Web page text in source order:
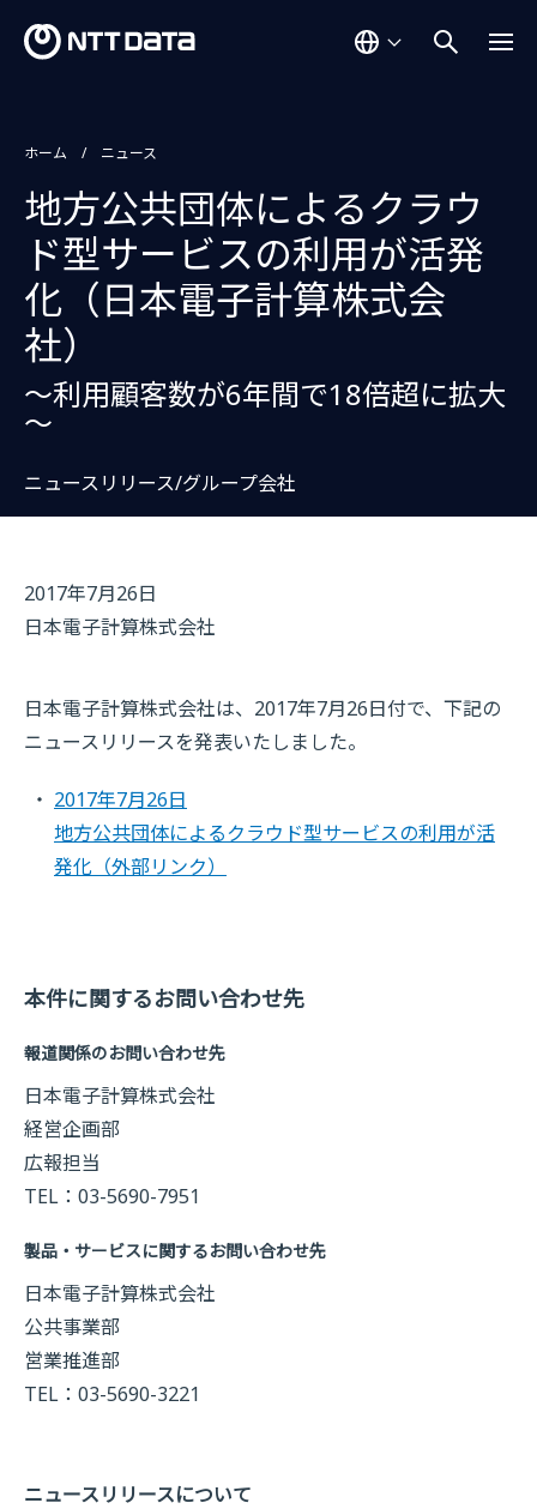
ホーム ニュース
地方公共団体によるクラウ
ド型サービスの利用が活発
化（日本電子計算株式会
社）
～利用顧客数が6年間で18倍超に拡大
～
ニュースリリース/グループ会社
2017年7月26日
日本電子計算株式会社
日本電子計算株式会社は、2017年7月26日付で、下記の
ニュースリリースを発表いたしました。
2017年7月26日
地方公共団体によるクラウド型サービスの利用が活
発化 （外部リンク）
本件に関するお問い合わせ先
報道関係のお問い合わせ先
日本電子計算株式会社
経営企画部
広報担当
TEL：03-5690-7951
製品・サービスに関するお問い合わせ先
日本電子計算株式会社
公共事業部
営業推進部
TEL：03-5690-3221
ニュースリリースについて